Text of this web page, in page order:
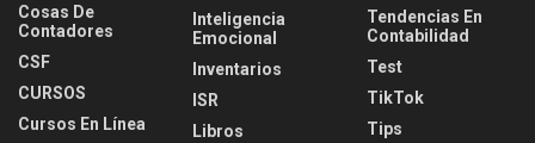
Cosas De
Contadores
CSF
CURSOS
Cursos En Línea
Inteligencia
Emocional
Inventarios
ISR
Libros
Tendencias En
Contabilidad
Test
TikTok
Tips